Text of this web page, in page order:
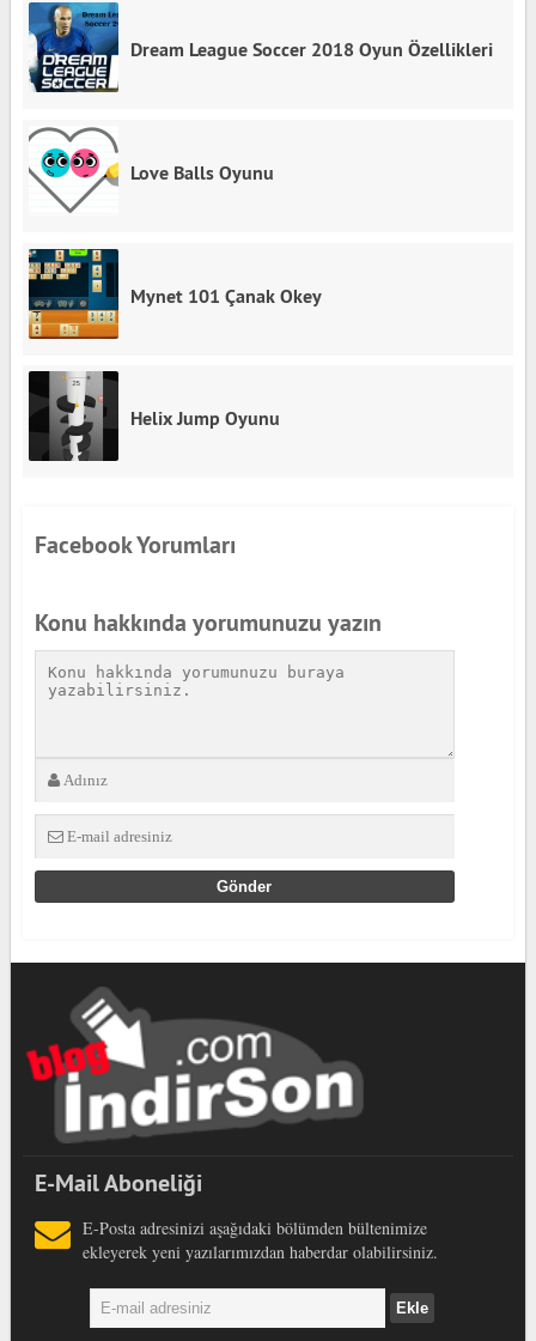
Dream League Soccer 2018 Oyun Özellikleri
Love Balls Oyunu
Mynet 101 Çanak Okey
Helix Jump Oyunu
Facebook Yorumları
Konu hakkında yorumunuzu yazın
E-Mail Aboneliği
E-Posta adresinizi aşağıdaki bölümden bültenimize
ekleyerek yeni yazılarımızdan haberdar olabilirsiniz.